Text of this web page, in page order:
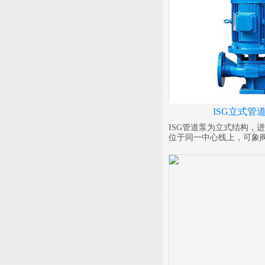
ISG立式管
ISG管道泵为立式结构，
位于同一中心线上，可象